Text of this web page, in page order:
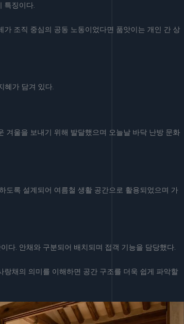
특징이다.
조직 중심의 공동 노동이었다면 품앗이는 개인 간 상
혜가 담겨 있다.
겨울을 보내기 위해 발달했으며 오늘날 바닥 난방 문화
도록 설계되어 여름철 생활 공간으로 활용되었으며 가
다. 안채와 구분되어 배치되며 접객 기능을 담당했다.
채의 의미를 이해하면 공간 구조를 더욱 쉽게 파악할